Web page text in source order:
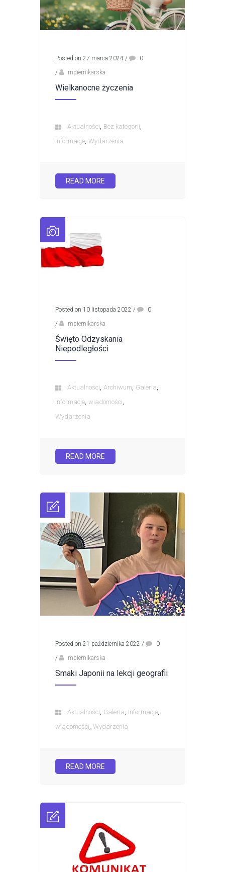
Posted on 27 marca 2024 /
0
/
mpiernikarska
Wielkanocne życzenia
Aktualności Bez kategorii
Informacje Wydarzenia
READ MORE
Posted on 10 listopada 2022 /
0
/
mpiernikarska
Święto Odzyskania
Niepodległości
Aktualności Archiwum Galeria
Informacje wiadomości
Wydarzenia
READ MORE
Posted on 21 października 2022 /
0
/
mpiernikarska
Smaki Japonii na lekcji geografii
Aktualności, Galeria, Informacje,
wiadomości, Wydarzenia
READ MORE